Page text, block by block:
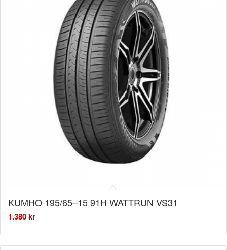
KUMHO 195/65–15 91H WATTRUN VS31
1.380kr